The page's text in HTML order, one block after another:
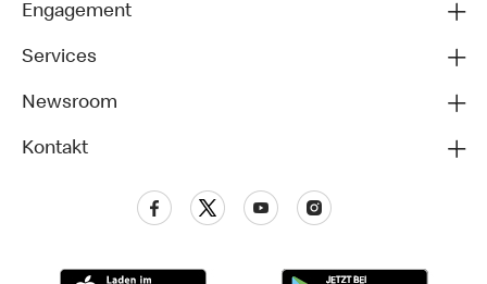
Engagement
Services
Newsroom
Kontakt